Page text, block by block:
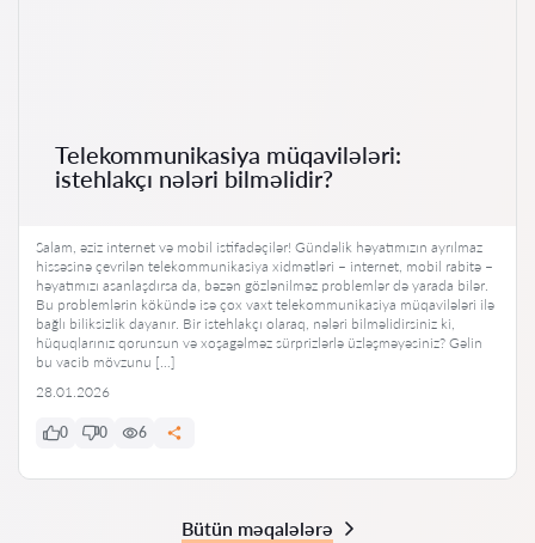
Telekommunikasiya müqavilələri:
istehlakçı nələri bilməlidir?
Salam, əziz internet və mobil istifadəçilər! Gündəlik həyatımızın ayrılmaz
hissəsinə çevrilən telekommunikasiya xidmətləri – internet, mobil rabitə –
həyatımızı asanlaşdırsa da, bəzən gözlənilməz problemlər də yarada bilər.
Bu problemlərin kökündə isə çox vaxt telekommunikasiya müqavilələri ilə
bağlı biliksizlik dayanır. Bir istehlakçı olaraq, nələri bilməlidirsiniz ki,
hüquqlarınız qorunsun və xoşagəlməz sürprizlərlə üzləşməyəsiniz? Gəlin
bu vacib mövzunu […]
28.01.2026
0 0 6
Bütün məqalələrə